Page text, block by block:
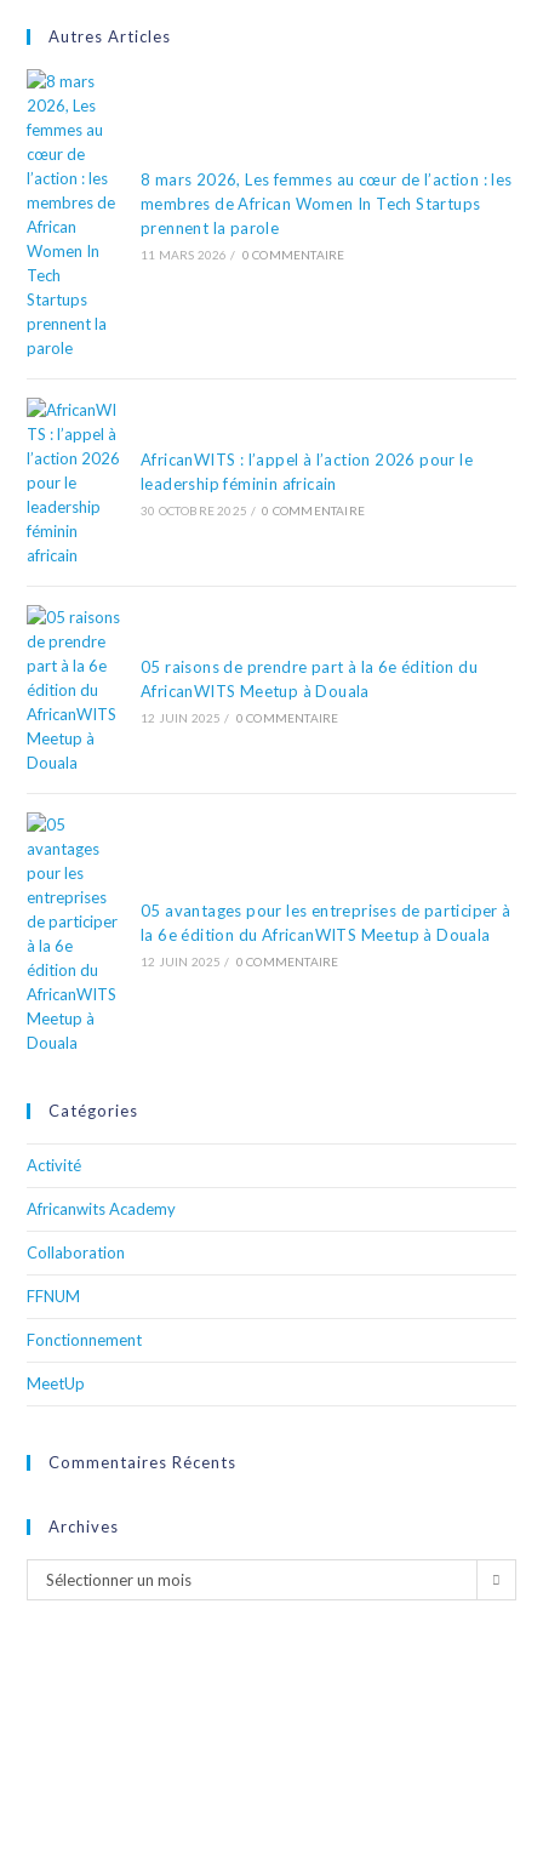
Autres Articles
8 mars 2026, Les femmes au cœur de l’action : les
membres de African Women In Tech Startups
prennent la parole
11 MARS 2026 / 0 COMMENTAIRE
AfricanWITS : l’appel à l’action 2026 pour le
leadership féminin africain
30 OCTOBRE 2025 / 0 COMMENTAIRE
05 raisons de prendre part à la 6e édition du
AfricanWITS Meetup à Douala
12 JUIN 2025 / 0 COMMENTAIRE
05 avantages pour les entreprises de participer à
la 6e édition du AfricanWITS Meetup à Douala
12 JUIN 2025 / 0 COMMENTAIRE
Catégories
Activité
Africanwits Academy
Collaboration
FFNUM
Fonctionnement
MeetUp
Commentaires Récents
Archives
Sélectionner un mois